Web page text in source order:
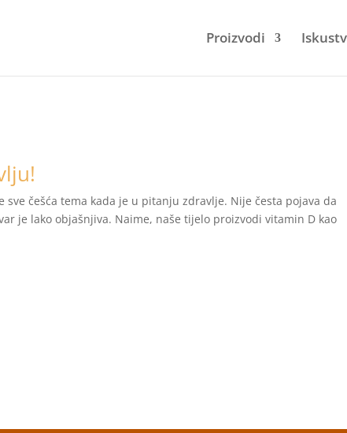
Proizvodi
češća tema kada je u pitanju zdravlje. Nije česta pojava da
je lako objašnjiva. Naime, naše tijelo proizvodi vitamin D kao